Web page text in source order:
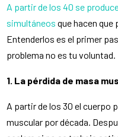
A partir de los 40 se
simultáneos que hacen que
Entenderlos es el primer
problema no es tu voluntad.
1. La pérdida de masa
A partir de los 30 el cuerpo
muscular por década.